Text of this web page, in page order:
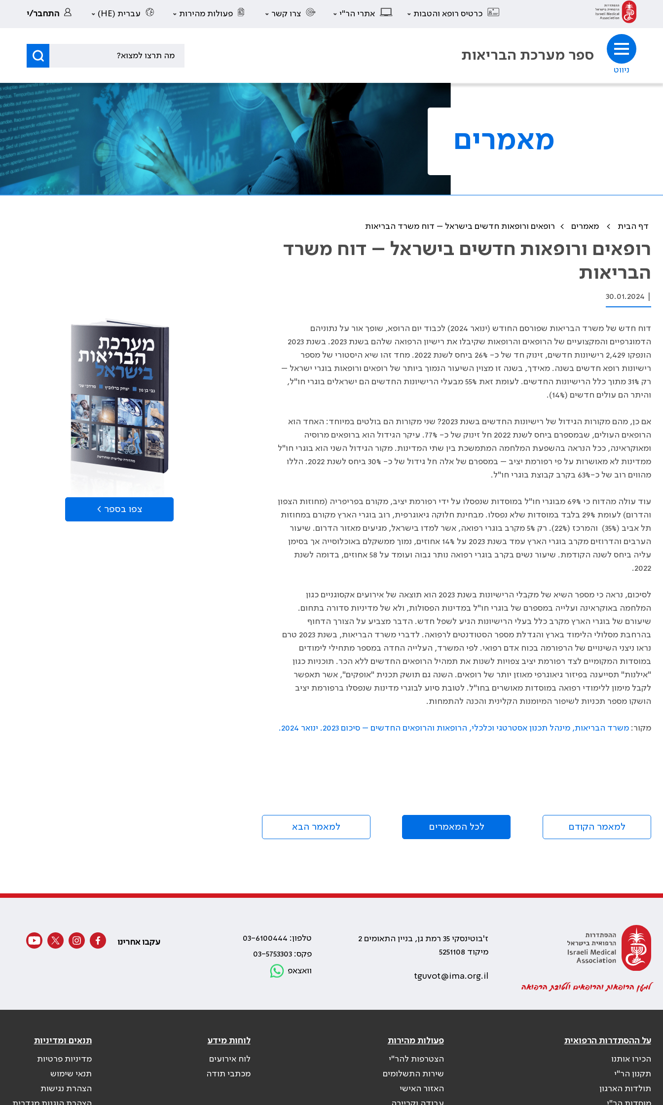
כרטיס רופא והטבות אתרי הר"י צרו קשר פעולות מהירות עברית (HE) התחבר/י
ניווט
ספר מערכת הבריאות
מאמרים
דף הבית מאמרים רופאים ורופאות חדשים בישראל – דוח משרד הבריאות
רופאים ורופאות חדשים בישראל – דוח משרד
הבריאות
30.01.2024
דוח חדש של משרד הבריאות שפורסם החודש (ינואר 2024) לכבוד יום הרופא, שופך אור על נתוניהם
הדמוגרפיים והמקצועיים של הרופאים והרופאות שקיבלו את רישיון הרפואה שלהם בשנת 2023. בשנת 2023
הונפקו 2,429 רישיונות חדשים, זינוק חד של כ- 26% ביחס לשנת 2022. מחד זהו שיא היסטורי של מספר
רישיונות רופא חדשים בשנה. מאידך, בשנה זו מצוין השיעור הנמוך ביותר של רופאים ורופאות בוגרי ישראל –
רק 31% מתוך כלל הרישיונות החדשים. לעומת זאת 55% מבעלי הרישיונות החדשים הם ישראלים בוגרי חו"ל,
והיתר הם עולים חדשים (14%).
אם כן, מהם מקורות הגידול של רישיונות החדשים בשנת 2023? שני מקורות הם בולטים במיוחד: האחד הוא
הרופאים העולים, שבמספרם ביחס לשנת 2022 חל זינוק של כ- 77%. עיקר הגידול הוא ברופאים מרוסיה
ומאוקראינה, ככל הנראה בהשפעת המלחמה המתמשכת בין שתי המדינות. מקור הגידול השני הוא בוגרי חו"ל
ממדינות לא מאושרות על פי רפורמת יציב – במספרם של אלה חל גידול של כ- 30% ביחס לשנת 2022. הללו
מהווים רוב של כ-63% בקרב קבוצת בוגרי חו"ל.
עוד עולה מהדוח כי 69% מבוגרי חו"ל במוסדות שנפסלו על ידי רפורמת יציב, מקורם בפריפריה (מחוזות הצפון
והדרום) לעומת 29% בלבד במוסדות שלא נפסלו. מבחינת חלוקה גיאוגרפית, רוב בוגרי הארץ מקורם במחוזות
תל אביב (35%) והמרכז (22%). רק 5% מקרב בוגרי רפואה, אשר למדו בישראל, מגיעים מאזור הדרום
. שיעור
הערבים והדרוזים מקרב בוגרי הארץ עמד בשנת 2023 על 14% אחוזים, נמוך ממשקלם באוכלוסייה אך בסימן
עליה ביחס לשנה הקודמת. שיעור נשים בקרב בוגרי רפואה נותר גבוה ועומד על 58 אחוזים, בדומה לשנת
2022.
לסיכום, נראה כי מספר השיא של מקבלי הרישיונות בשנת 2023 הוא תוצאה של אירועים אקסוגניים כגון
המלחמה באוקראינה ועלייה במספרם של בוגרי חו"ל במדינות הפסולות, ולא של מדיניות סדורה בתחום.
שיעורם של בוגרי הארץ מקרב כלל בעלי הרישיונות הגיע לשפל חדש. הדבר מצביע על הצורך הדחוף
בהרחבת מסלולי הלימוד בארץ והגדלת מספר הסטודנטים לרפואה. לדברי משרד הבריאות, בשנת 2023 טרם
נראו ניצני השינויים של הרפורמה בכוח אדם רפואי. לפי המשרד, העלייה החדה במספר מתחילי לימודים
במוסדות המקומיים לצד רפורמת יציב צפויות לשנות את תמהיל הרופאים החדשים ללא הכר. תוכניות כגון
"אילנות" תסייענה בפיזור גיאוגרפי מאוזן יותר של רופאים. השנה גם תושק תכנית "אופקים", אשר תאפשר
לקבל מימון ללימודי רפואה במוסדות מאושרים בחו"ל. לטובת סיוע לבוגרי מדינות שנפסלו ברפורמת יציב
הושקו מספר תכניות לשיפור המיומנות הקלינית והכנה להתמחות.
מקור:משרד הבריאות, מינהל תכנון אסטרטגי וכלכלי, הרופאות והרופאים החדשים – סיכום 2023. ינואר 2024.
למאמר הקודם לכל המאמרים למאמר הבא
צפו בספר >
למען הרופאות והרופאים ולטובת הרפואה
ז'בוטינסקי 35 רמת גן, בניין התאומים 2
מיקוד 5251108
tguvot@ima.org.il
טלפון: 03-6100444
פקס: 03-5753303
וואצאפ
עקבו אחרינו
על ההסתדרות הרפואית
הכירו אותנו
תקנון הר"י
תולדות הארגון
פעולות מהירות
הצטרפות להר"י
שירות התשלומים
האזור האישי
לוחות מידע
לוח אירועים
מכתבי תודה
תנאים ומדיניות
מדיניות פרטיות
תנאי שימוש
הצהרת נגישות